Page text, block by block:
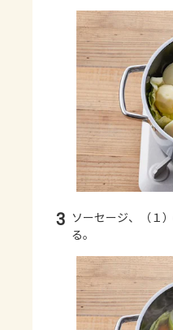
3 ソーセージ、（１
る。